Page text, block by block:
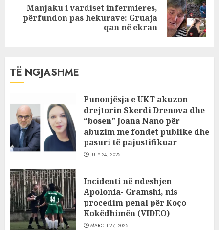
Next
Manjaku i vardiset infermieres,
përfundon pas hekurave: Gruaja
qan në ekran
TË NGJASHME
Punonjësja e UKT akuzon
drejtorin Skerdi Drenova dhe
“bosen” Joana Nano për
abuzim me fondet publike dhe
pasuri të pajustifikuar
JULY 24, 2025
Incidenti në ndeshjen
Apolonia- Gramshi, nis
procedim penal për Koço
Kokëdhimën (VIDEO)
MARCH 27, 2025